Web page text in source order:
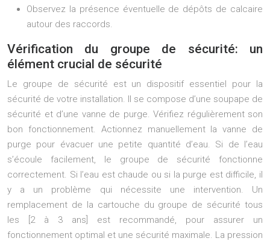
Observez la présence éventuelle de dépôts de calcaire
autour des raccords.
Vérification du groupe de sécurité: un
élément crucial de sécurité
Le groupe de sécurité est un dispositif essentiel pour la
sécurité de votre installation. Il se compose d’une soupape de
sécurité et d’une vanne de purge. Vérifiez régulièrement son
bon fonctionnement. Actionnez manuellement la vanne de
purge pour évacuer une petite quantité d’eau. Si de l’eau
s’écoule facilement, le groupe de sécurité fonctionne
correctement. Si l’eau est chaude ou si la purge est difficile, il
y a un problème qui nécessite une intervention. Un
remplacement de la cartouche du groupe de sécurité tous
les [2 à 3 ans] est recommandé, pour assurer un
fonctionnement optimal et une sécurité maximale. La pression